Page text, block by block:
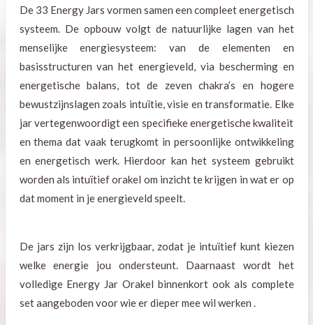
De 33 Energy Jars vormen samen een compleet energetisch
systeem. De opbouw volgt de natuurlijke lagen van het
menselijke energiesysteem: van de elementen en
basisstructuren van het energieveld, via bescherming en
energetische balans, tot de zeven chakra’s en hogere
bewustzijnslagen zoals intuïtie, visie en transformatie. Elke
jar vertegenwoordigt een specifieke energetische kwaliteit
en thema dat vaak terugkomt in persoonlijke ontwikkeling
en energetisch werk. Hierdoor kan het systeem gebruikt
worden als intuïtief orakel om inzicht te krijgen in wat er op
dat moment in je energieveld speelt.
De jars zijn los verkrijgbaar, zodat je intuïtief kunt kiezen
welke energie jou ondersteunt. Daarnaast wordt het
volledige Energy Jar Orakel binnenkort ook als complete
set aangeboden voor wie er dieper mee wil werken .